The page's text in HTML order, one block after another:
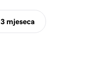
3 mjeseca